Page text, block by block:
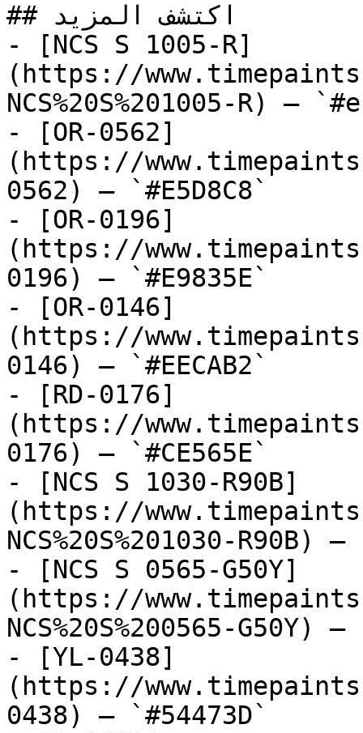
## اكتشف المزيد
- [NCS S 1005-R]
(https://
NCS%20S%201005-R) —
- [OR-0562]
(https://
0562) — `#E5D8C8`
- [OR-0196]
(https://
0196) — `#E9835E`
- [OR-0146]
(https://
0146) — `#EECAB2`
- [RD-0176]
(https://
0176) — `#CE565E`
- [NCS S 1030-R90B]
(https://
NCS%20S%201030-R90B)
- [NCS S 0565-G50Y]
(https://
NCS%20S%200565-G50Y)
- [YL-0438]
(https://
0438) — `#54473D`